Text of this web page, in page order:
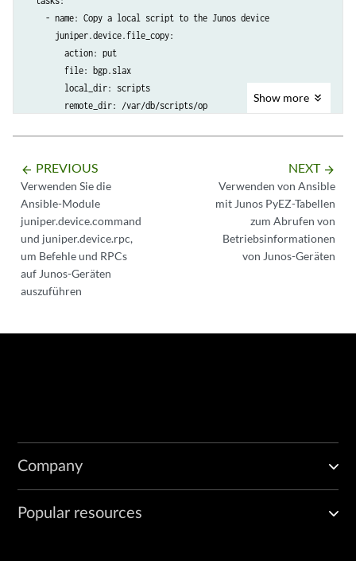
    - name: Copy a local script to the Junos device
      juniper.device.file_copy:
        action: put
        file: bgp.slax
        local_dir: scripts
        remote_dir: /var/db/scripts/op
Show more
arrow_backward PREVIOUS
Verwenden Sie die
Ansible-Module
juniper.device.command
und juniper.device.rpc,
um Befehle und RPCs
auf Junos-Geräten
auszuführen
NEXT arrow_forward
Verwenden von Ansible
mit Junos PyEZ-Tabellen
zum Abrufen von
Betriebsinformationen
von Junos-Geräten
Company
Popular resources